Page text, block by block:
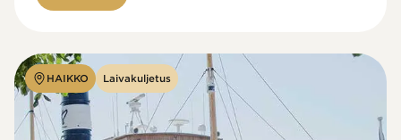
HAIKKO Laivakuljetus